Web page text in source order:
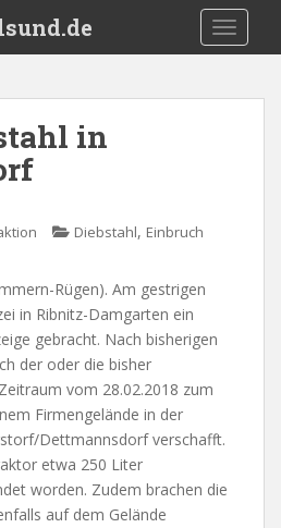
in
Diebstahl, Einbruch
Rügen). Am gestrigen
in Ribnitz-Damgarten ein
gebracht. Nach bisherigen
der oder die bisher
vom 28.02.2018 zum
Firmengelände in der
Dettmannsdorf verschafft.
etwa 250 Liter
worden. Zudem brachen die
auf dem Gelände